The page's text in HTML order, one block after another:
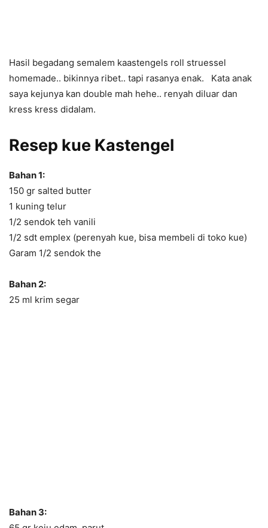
Hasil begadang semalem kaastengels roll struessel
homemade.. bikinnya ribet.. tapi rasanya enak. Kata anak
saya kejunya kan double mah hehe.. renyah diluar dan
kress kress didalam.
Resep kue Kastengel
Bahan 1:
150 gr salted butter
1 kuning telur
1/2 sendok teh vanili
1/2 sdt emplex (perenyah kue, bisa membeli di toko kue)
Garam 1/2 sendok the
Bahan 2:
25 ml krim segar
Bahan 3: